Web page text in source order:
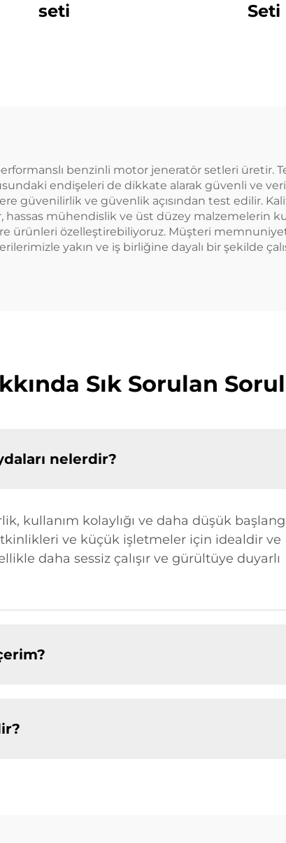
seti
Seti
benzinli motor jeneratör setleri üretir.
endişeleri de dikkate alarak güvenli ve
güvenilirlik ve güvenlik açısından test edilir.
hassas mühendislik ve üst düzey malzemelerin
ürünleri özelleştirebiliyoruz. Müşteri
yakın ve iş birliğine dayalı bir şekilde
Sık Sorulan
nelerdir?
kullanım kolaylığı ve daha düşük
ve küçük işletmeler için idealdir ve
daha sessiz çalışır ve gürültüye duyarlı